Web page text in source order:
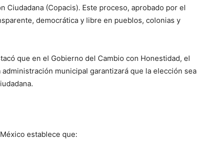
Ciudadana (Copacis). Este proceso, aprobado por el
democrática y libre en pueblos, colonias y
que en el Gobierno del Cambio con Honestidad, el
municipal garantizará que la elección sea
establece que: